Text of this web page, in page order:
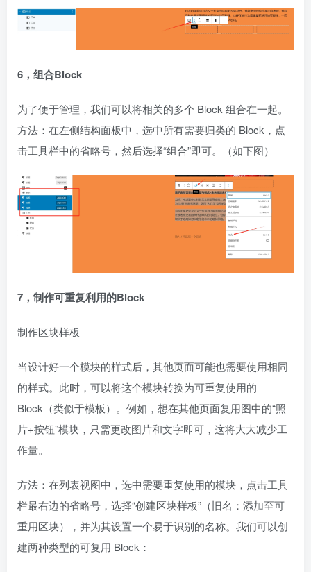
6，组合Block
为了便于管理，我们可以将相关的多个 Block 组合在一起。
方法：在左侧结构面板中，选中所有需要归类的 Block，点
击工具栏中的省略号，然后选择“组合”即可。（如下图）
7，制作可重复利用的Block
制作区块样板
当设计好一个模块的样式后，其他页面可能也需要使用相同
的样式。此时，可以将这个模块转换为可重复使用的
Block（类似于模板）。例如，想在其他页面复用图中的“照
片+按钮”模块，只需更改图片和文字即可，这将大大减少工
作量。
方法：在列表视图中，选中需要重复使用的模块，点击工具
栏最右边的省略号，选择“创建区块样板”（旧名：添加至可
重用区块），并为其设置一个易于识别的名称。我们可以创
建两种类型的可复用 Block：